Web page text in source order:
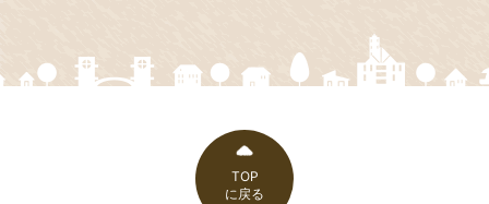
TOP
に戻る